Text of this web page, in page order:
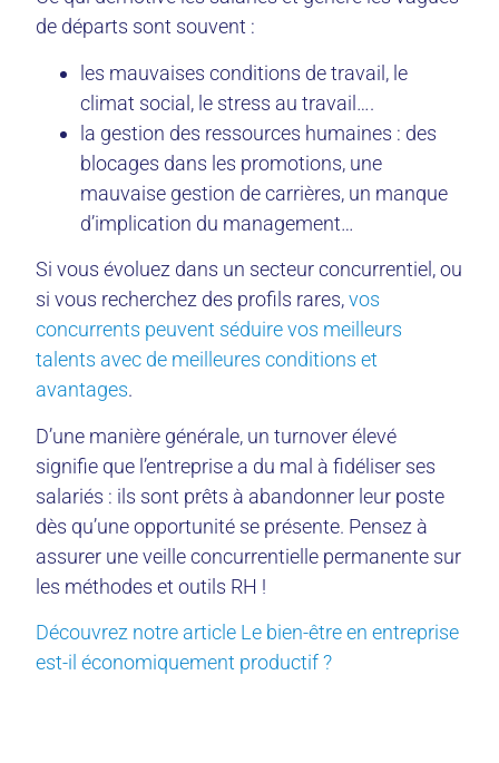
de départs sont souvent :
les mauvaises conditions de travail, le
climat social, le stress au travail….
la gestion des ressources humaines : des
blocages dans les promotions, une
mauvaise gestion de carrières, un manque
d’implication du management…
Si vous évoluez dans un secteur concurrentiel, ou
si vous recherchez des profils rares,vos
concurrents peuvent séduire vos meilleurs
talents avec de meilleures conditions et
avantages.
D’une manière générale, un turnover élevé
signifie que l’entreprise a du mal à fidéliser ses
salariés : ils sont prêts à abandonner leur poste
dès qu’une opportunité se présente. Pensez à
assurer une veille concurrentielle permanente sur
les méthodes et outils RH !
Découvrez notre article Le bien-être en entreprise
est-il économiquement productif ?